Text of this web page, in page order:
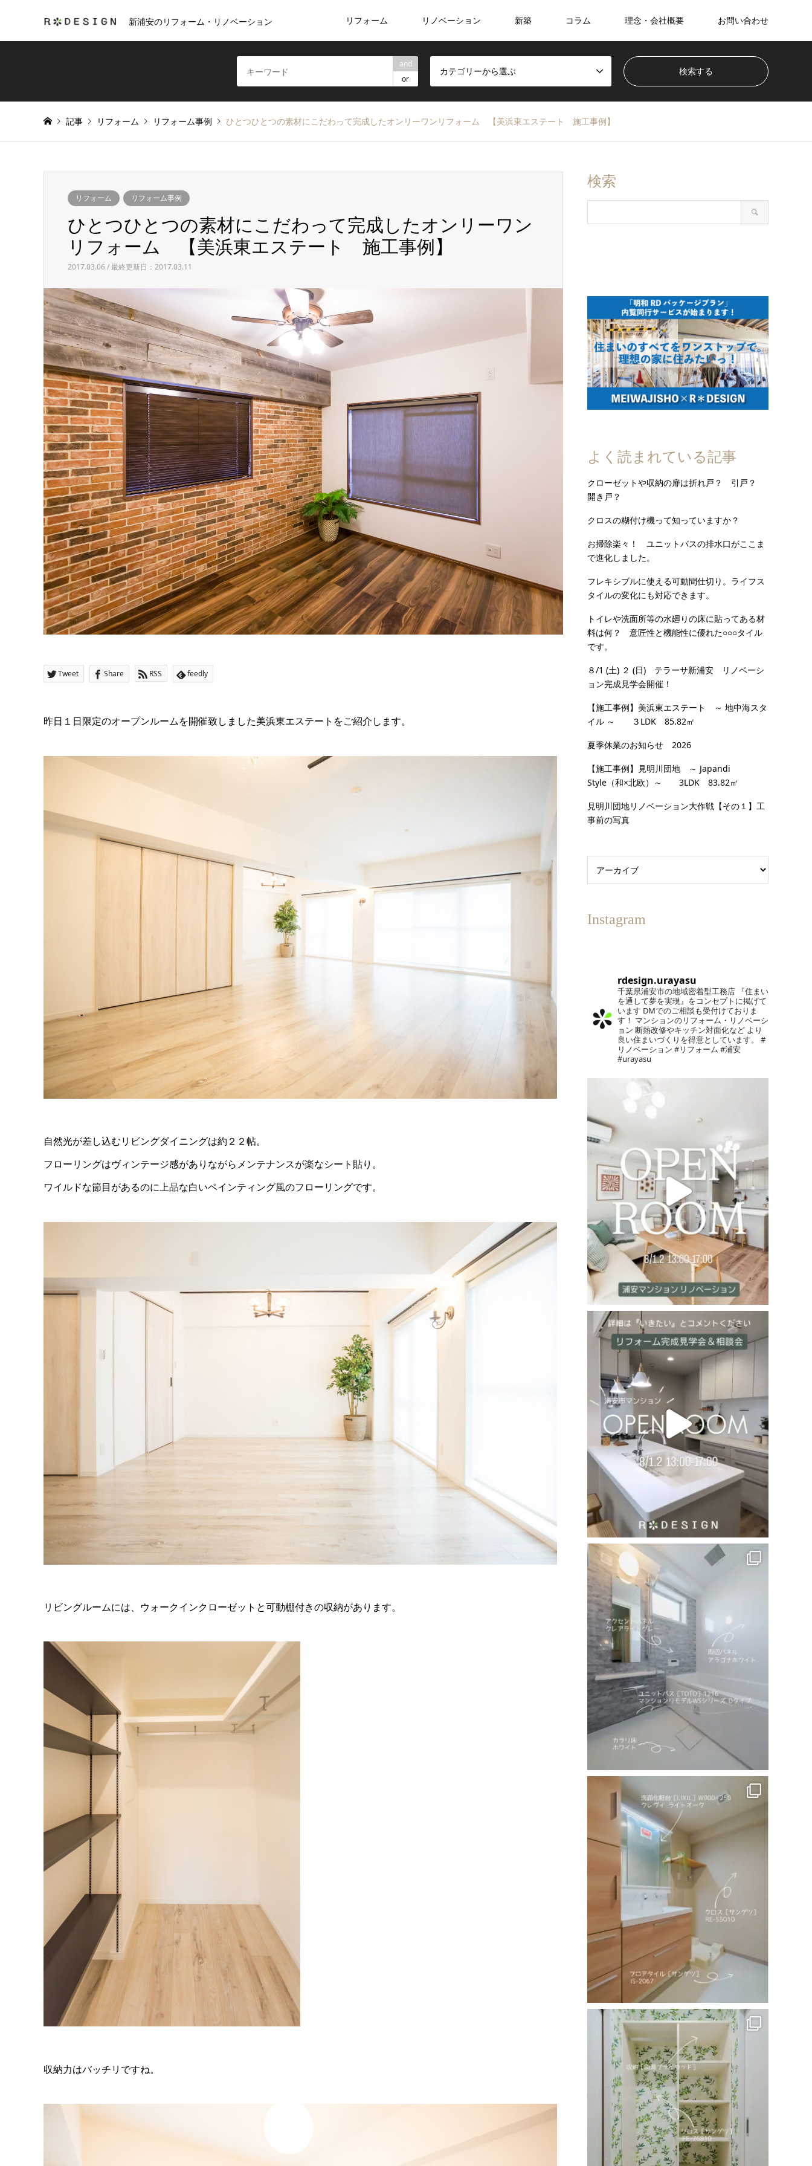
新浦安のリフォーム・リノベーション リフォーム リノベーション 新築 コラム 理念・会社概要 お問い合わせ
and
or
カテゴリーから選ぶ
記事 リフォーム リフォーム事例 ひとつひとつの素材にこだわって完成したオンリーワンリフォーム 【美浜東エステート 施工事例】
リフォーム リフォーム事例
ひとつひとつの素材にこだわって完成したオンリーワン
リフォーム 【美浜東エステート 施工事例】
2017.03.06 / 最終更新日：2017.03.11
Tweet Share RSS feedly
昨日１日限定のオープンルームを開催致しました美浜東エステートをご紹介します。
自然光が差し込むリビングダイニングは約２２帖。
フローリングはヴィンテージ感がありながらメンテナンスが楽なシート貼り。
ワイルドな節目があるのに上品な白いペインティング風のフローリングです。
リビングルームには、ウォークインクローゼットと可動棚付きの収納があります。
収納力はバッチリですね。
検索
よく読まれている記事
クローゼットや収納の扉は折れ戸？ 引戸？
開き戸？
クロスの糊付け機って知っていますか？
お掃除楽々！ ユニットバスの排水口がここま
で進化しました。
フレキシブルに使える可動間仕切り。ライフス
タイルの変化にも対応できます。
トイレや洗面所等の水廻りの床に貼ってある材
料は何？ 意匠性と機能性に優れた○○○タイル
です。
８/1 (土) ２ (日) テラーサ新浦安 リノベーシ
ョン完成見学会開催！
【施工事例】美浜東エステート ～ 地中海スタ
イル ～ ３LDK 85.82㎡
夏季休業のお知らせ 2026
【施工事例】見明川団地 ～ Japandi
Style（和×北欧）～ 3LDK 83.82㎡
見明川団地リノベーション大作戦【その１】工
事前の写真
Instagram
rdesign.urayasu
千葉県浦安市の地域密着型工務店 『住まい
を通して夢を実現』をコンセプトに掲げて
います DMでのご相談も受付けておりま
す！ マンションのリフォーム・リノベーシ
ョン 断熱改修やキッチン対面化など より
良い住まいづくりを得意としています。
#
リノベーション #リフォーム #浦安
#urayasu